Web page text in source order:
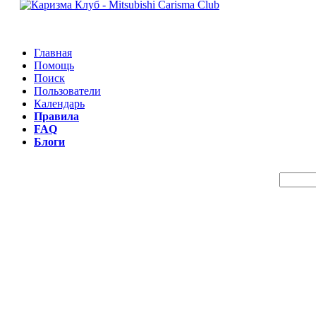
Главная
Помощь
Поиск
Пользователи
Календарь
Правила
FAQ
Блоги